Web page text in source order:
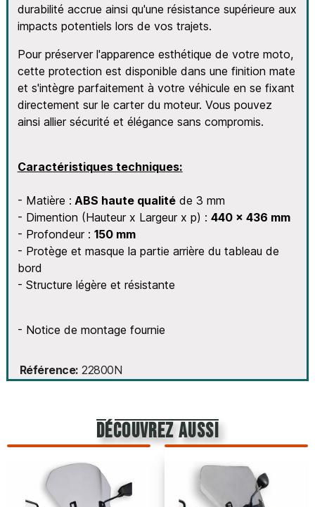
durabilité accrue ainsi qu'une résistance supérieure aux
impacts potentiels lors de vos trajets.
Pour préserver l'apparence esthétique de votre moto,
cette protection est disponible dans une finition mate
et s'intègre parfaitement à votre véhicule en se fixant
directement sur le carter du moteur. Vous pouvez
ainsi allier sécurité et élégance sans compromis.
Caractéristiques techniques:
- Matière : ABS haute qualitéde 3 mm
- Dimention (Hauteur x Largeur x p) : 440 x 436 mm
- Profondeur : 150 mm
- Protège et masque la partie arrière du tableau de
bord
- Structure légère et résistante
- Notice de montage fournie
Référence 22800N
découvrez aussi